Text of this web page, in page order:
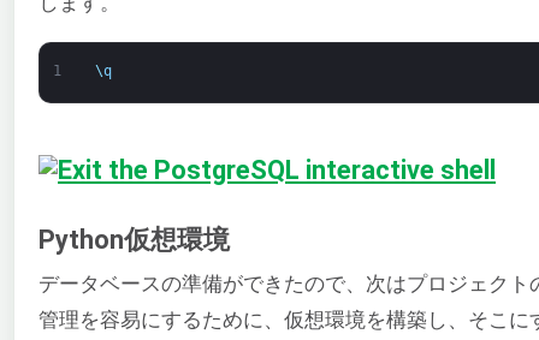
1 \q
Python仮想環境
データベースの準備ができたので、次はプロジェク
管理を容易にするために、仮想環境を構築し、そこ